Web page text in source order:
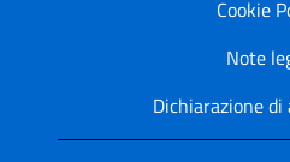
Cookie
Note
Dichiarazione